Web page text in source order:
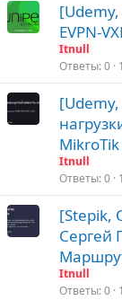
EVPN-
Itnull
Ответы 0
Itnull
Ответы 0
[Stepik,
Сергей
Itnull
Ответы 0